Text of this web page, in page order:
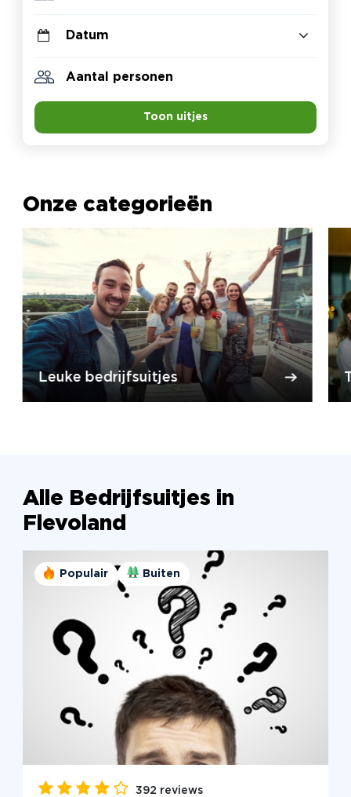
Toon uitjes
Onze categorieën
Leuke bedrijfsuitjes
Alle Bedrijfsuitjes in
Flevoland
Populair Buiten
392 reviews